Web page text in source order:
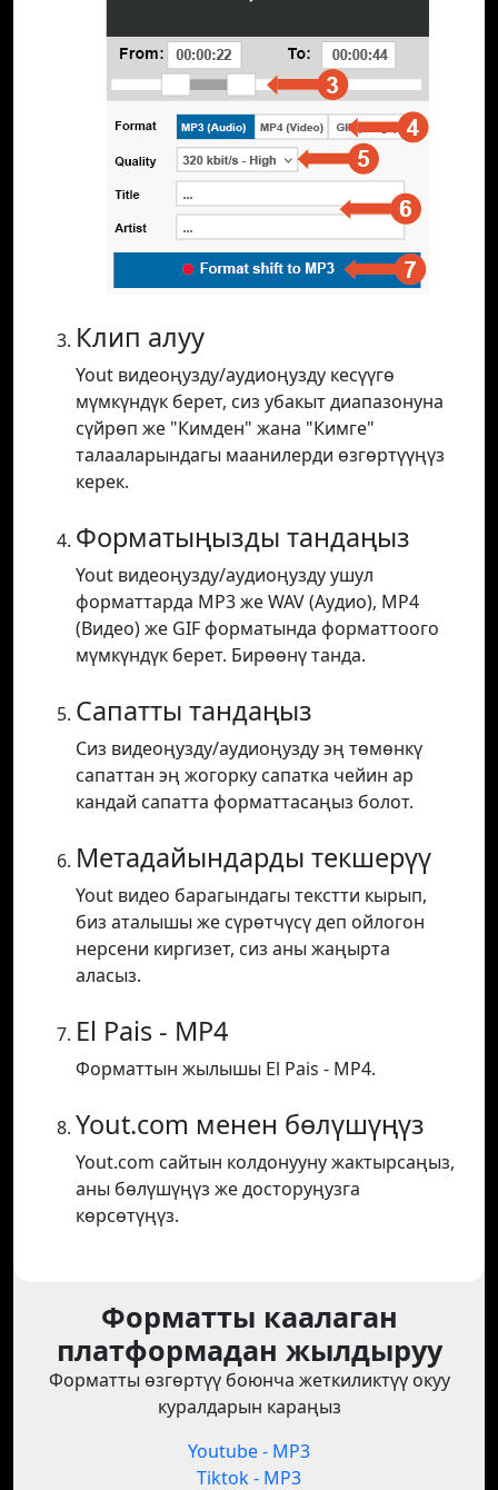
Клип алуу
Yout видеоңузду/аудиоңузду кесүүгө
мүмкүндүк берет, сиз убакыт диапазонуна
сүйрөп же "Кимден" жана "Кимге"
талааларындагы маанилерди өзгөртүүңүз
керек.
Форматыңызды тандаңыз
Yout видеоңузду/аудиоңузду ушул
форматтарда MP3 же WAV (Аудио), MP4
(Видео) же GIF форматында форматтоого
мүмкүндүк берет. Бирөөнү танда.
Сапатты тандаңыз
Сиз видеоңузду/аудиоңузду эң төмөнкү
сапаттан эң жогорку сапатка чейин ар
кандай сапатта форматтасаңыз болот.
Метадайындарды текшерүү
Yout видео барагындагы текстти кырып,
биз аталышы же сүрөтчүсү деп ойлогон
нерсени киргизет, сиз аны жаңырта
аласыз.
El Pais - MP4
Форматтын жылышы El Pais - MP4.
Yout.com менен бөлүшүңүз
Yout.com сайтын колдонууну жактырсаңыз,
аны бөлүшүңүз же досторуңузга
көрсөтүңүз.
Форматты каалаган
платформадан жылдыруу
Форматты өзгөртүү боюнча жеткиликтүү окуу
куралдарын караңыз
Youtube - MP3
Tiktok - MP3